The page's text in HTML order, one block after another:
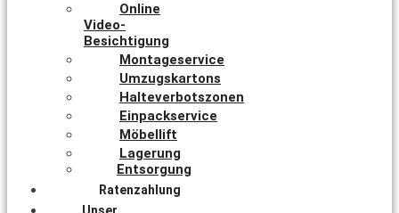
Online
Video-
Besichtigung
Montageservice
Umzugskartons
Halteverbotszonen
Einpackservice
Möbellift
Lagerung
Entsorgung
Ratenzahlung